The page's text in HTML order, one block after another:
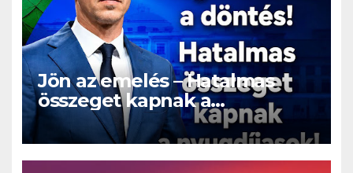
Jön az emelés – Hatalmas
összeget kapnak a
nyugdíjasok!